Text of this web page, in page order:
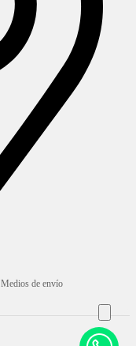
Medios de envío